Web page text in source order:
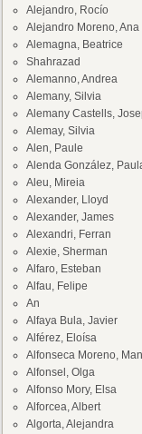
Alejandro, Rocío
Alejandro Moreno, Ana
Alemagna, Beatrice
Shahrazad
Alemanno, Andrea
Alemany, Silvia
Alemany Castells,
Alemay, Silvia
Alen, Paule
Alenda González,
Aleu, Mireia
Alexander, Lloyd
Alexander, James
Alexandri, Ferran
Alexie, Sherman
Alfaro, Esteban
Alfau, Felipe
An
Alfaya Bula, Javier
Alférez, Eloísa
Alfonseca Moreno,
Alfonsel, Olga
Alfonso Mory, Elsa
Alforcea, Albert
Algorta, Alejandra